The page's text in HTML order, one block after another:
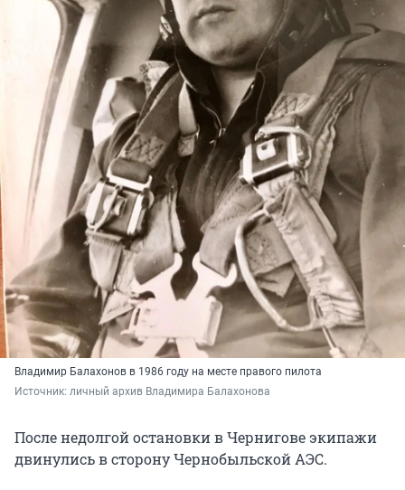
Владимир Балахонов в 1986 году на месте правого пилота
Источник: личный архив Владимира Балахонова
После недолгой остановки в Чернигове экипажи
двинулись в сторону Чернобыльской АЭС.